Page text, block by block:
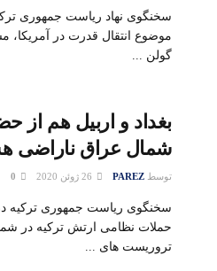
سخنگوی نهاد ریاست جمهوری
موضوع انتقال قدرت در
گولن ...
بغداد و اربیل هم
شمال عراق ناراضی
توسط PAREZ
سخنگوی ریاست جمهوری ترکیه در
حملات نظامی ارتش ترکیه در
تروریست های ...